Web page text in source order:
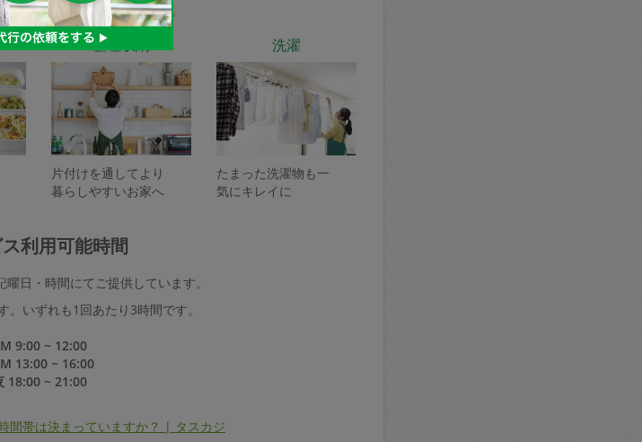
サービスは下記となります。
整理収納
片付けを通してより
暮らしやすいお家へ
洗濯
たまった洗濯物も一
気にキレイに
利用可能時間
日・時間にてご提供しています。
。いずれも1回あたり3時間です。
9:00 ~ 12:00
13:00 ~ 16:00
18:00 ~ 21:00
間帯は決まっていますか？ | タスカジ